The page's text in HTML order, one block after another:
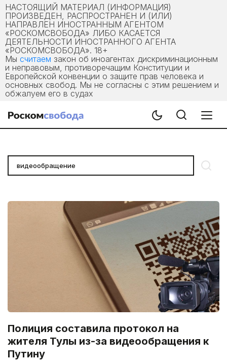
НАСТОЯЩИЙ МАТЕРИАЛ (ИНФОРМАЦИЯ)
ПРОИЗВЕДЕН, РАСПРОСТРАНЕН И (ИЛИ)
НАПРАВЛЕН ИНОСТРАННЫМ АГЕНТОМ
«РОСКОМСВОБОДА» ЛИБО КАСАЕТСЯ
ДЕЯТЕЛЬНОСТИ ИНОСТРАННОГО АГЕНТА
«РОСКОМСВОБОДА». 18+
Мы считаем закон об иноагентах дискриминационным
и неправовым, противоречащим Конституции и
Европейской конвенции о защите прав человека и
основных свобод. Мы не согласны с этим решением и
обжалуем его в судах
Полиция составила протокол на
жителя Тулы из-за видеообращения к
Путину